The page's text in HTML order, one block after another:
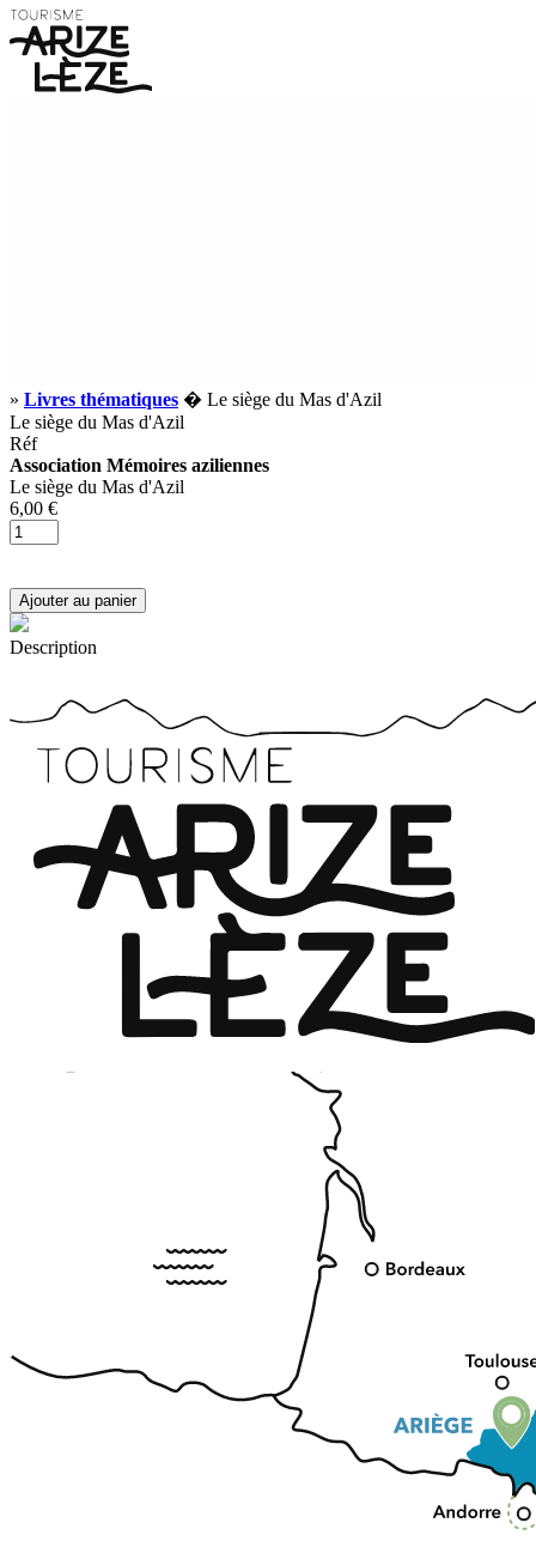
» Livres thématiques � Le siège du Mas d'Azil
Le siège du Mas d'Azil
Réf
Association Mémoires aziliennes
Le siège du Mas d'Azil
6,00 €
Description